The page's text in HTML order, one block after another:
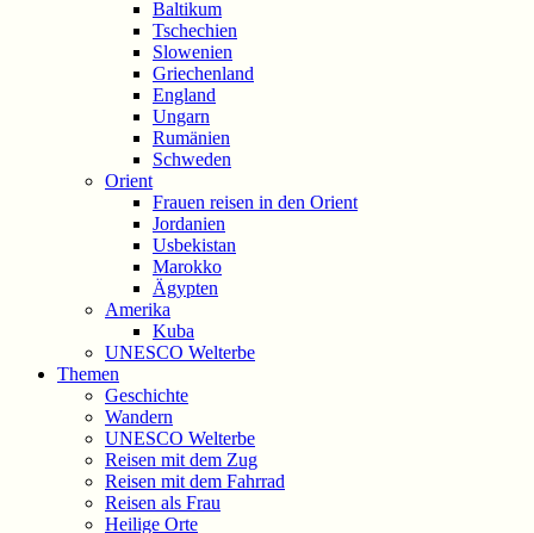
Baltikum
Tschechien
Slowenien
Griechenland
England
Ungarn
Rumänien
Schweden
Orient
Frauen reisen in den Orient
Jordanien
Usbekistan
Marokko
Ägypten
Amerika
Kuba
UNESCO Welterbe
Themen
Geschichte
Wandern
UNESCO Welterbe
Reisen mit dem Zug
Reisen mit dem Fahrrad
Reisen als Frau
Heilige Orte